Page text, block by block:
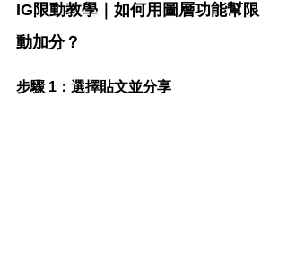
IG限動教學｜如何用圖層功能幫限
動加分？
步驟 1：選擇貼文並分享